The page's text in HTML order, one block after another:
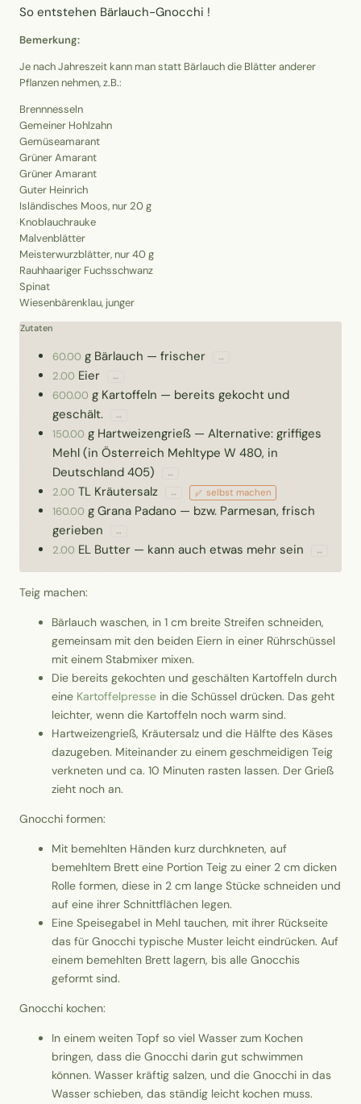
So entstehen Bärlauch-Gnocchi !
Bemerkung:
Je nach Jahreszeit kann man statt Bärlauch die Blätter anderer
Pflanzen nehmen, z.B.:
Brennnesseln
Gemeiner Hohlzahn
Gemüseamarant
Grüner Amarant
Grüner Amarant
Guter Heinrich
Isländisches Moos, nur 20 g
Knoblauchrauke
Malvenblätter
Meisterwurzblätter, nur 40 g
Rauhhaariger Fuchsschwanz
Spinat
Wiesenbärenklau, junger
Zutaten
60.00 g Bärlauch — frischer ↔
2.00 Eier ↔
600.00 g Kartoffeln — bereits gekocht und
geschält.
↔
150.00 g Hartweizengrieß — Alternative: griffiges
Mehl (in Österreich Mehltype W 480, in
Deutschland 405)
↔
2.00 TL Kräutersalz ↔ selbst machen
160.00 g Grana Padano — bzw. Parmesan, frisch
gerieben
↔
2.00 EL Butter — kann auch etwas mehr sein ↔
Teig machen:
Bärlauch waschen, in 1 cm breite Streifen schneiden,
gemeinsam mit den beiden Eiern in einer Rührschüssel
mit einem Stabmixer mixen.
Die bereits gekochten und geschälten Kartoffeln durch
eine Kartoffelpresse in die Schüssel drücken. Das geht
leichter, wenn die Kartoffeln noch warm sind.
Hartweizengrieß, Kräutersalz und die Hälfte des Käses
dazugeben. Miteinander zu einem geschmeidigen Teig
verkneten und ca. 10 Minuten rasten lassen. Der Grieß
zieht noch an.
Gnocchi formen:
Mit bemehlten Händen kurz durchkneten, auf
bemehltem Brett eine Portion Teig zu einer 2 cm dicken
Rolle formen, diese in 2 cm lange Stücke schneiden und
auf eine ihrer Schnittflächen legen.
Eine Speisegabel in Mehl tauchen, mit ihrer Rückseite
das für Gnocchi typische Muster leicht eindrücken. Auf
einem bemehlten Brett lagern, bis alle Gnocchis
geformt sind.
Gnocchi kochen:
In einem weiten Topf so viel Wasser zum Kochen
bringen, dass die Gnocchi darin gut schwimmen
können. Wasser kräftig salzen, und die Gnocchi in das
Wasser schieben, das ständig leicht kochen muss.